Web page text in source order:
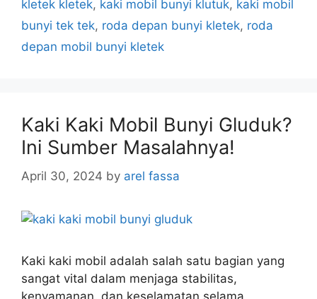
kletek kletek, kaki mobil bunyi klutuk, kaki mobil
bunyi tek tek, roda depan bunyi kletek, roda
depan mobil bunyi kletek
Kaki Kaki Mobil Bunyi Gluduk?
Ini Sumber Masalahnya!
April 30, 2024 by arel fassa
Kaki kaki mobil adalah salah satu bagian yang
sangat vital dalam menjaga stabilitas,
kenyamanan, dan keselamatan selama